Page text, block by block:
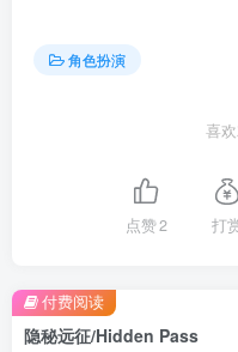
角色扮演
喜
点赞2 打
隐秘远征/Hidden Pass
付费阅读